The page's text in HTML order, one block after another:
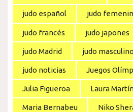
judo español judo
judo francés judo japones
judo Madrid judo masculino
judo noticias Juegos
Julia Figueroa Laura
Maria Bernabeu Niko